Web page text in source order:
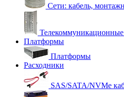
Сети: кабель,
Платформы
Платформы
Расходники
SAS/SATA/NVMe